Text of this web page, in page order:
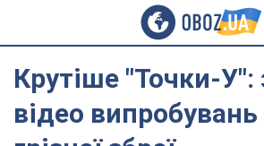
Крутіше "Точки-У":
відео випробувань